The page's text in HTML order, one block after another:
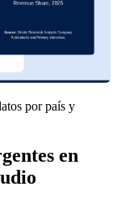
por país y
en